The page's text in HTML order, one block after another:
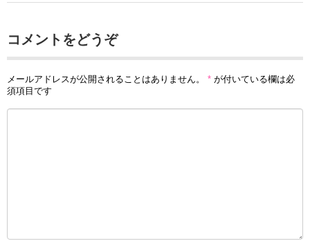
コメントをどうぞ
メールアドレスが公開されることはありません。 * が付いている欄は必
須項目です